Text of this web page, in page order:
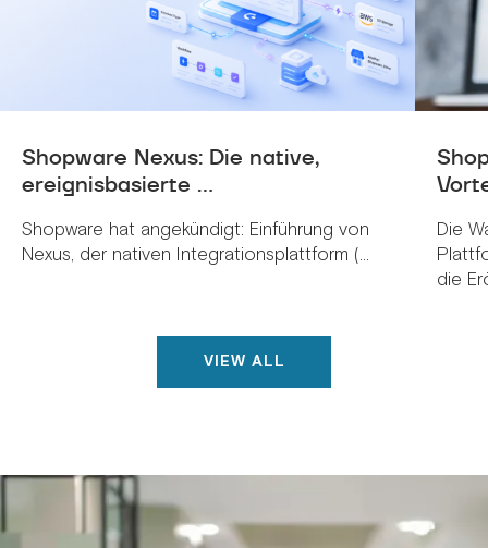
Shopware Nexus: Die native,
ereignisbasierte ...
Shopware hat angekündigt: Einführung von
Nexus, der nativen Integrationsplattform (...
Die
die
VIEW ALL